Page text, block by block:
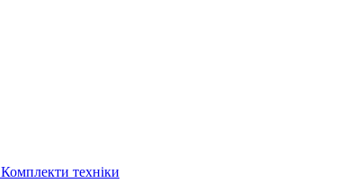
Комплекти техніки